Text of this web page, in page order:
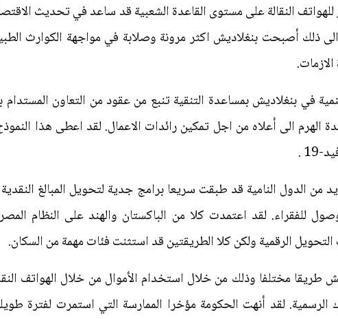
للهواتف النقالة على مستوى القاعدة الشعبية قد ساعد في تحديث
ذلك أصبحت بنغلاديش اكثر مرونة وصلابة في مواجهة الكوارث
في بنغلاديش بمساعدة التنقية تنبع من عقود من التعاون
الهرم الى أعلاه من اجل تمكين رائدات الاعمال. لقد اعطى هذا
.
من الدول النامية قد طبقت سريعا برامج جدية لتحويل المبالغ
للفقراء. لقد اعتمدت كلا من الباكستان والهند على النظام
الرقمية ولكن كلا الطريقتين قد استثنت فئات مهمة من السكان.
طريقا مختلفا وذلك من خلال استخدام الأموال من خلال الهواتف
الرسمية. لقد أنهت الحكومة مؤخرا الممارسة التي استمرت لفترة